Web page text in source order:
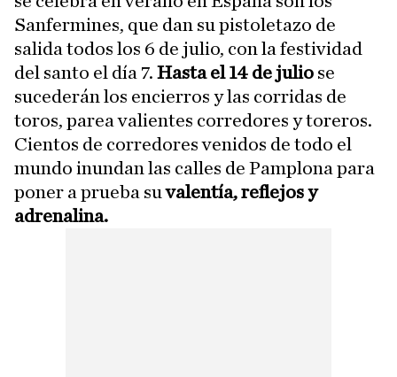
Sanfermines, que dan su pistoletazo de
salida todos los 6 de julio, con la festividad
del santo el día 7. Hasta el 14 de julio se
sucederán los encierros y las corridas de
toros, parea valientes corredores y toreros.
Cientos de corredores venidos de todo el
mundo inundan las calles de Pamplona para
poner a prueba suvalentía, reflejos y
adrenalina.